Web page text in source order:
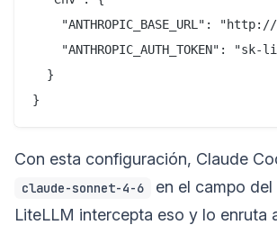
"ANTHROPIC_BASE_URL":
"ANTHROPIC_AUTH_TOKEN": "sk-
  }
Con esta configuración, Claude
claude-sonnet-4-6
en el campo del
LiteLLM intercepta eso y lo enruta